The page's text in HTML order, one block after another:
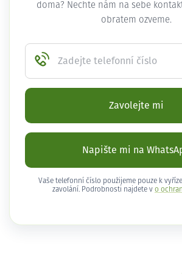
doma? Nechte nám na sebe
obratem ozveme.
Zadejte telefonní číslo
Zavolejte mi
Napište mi na
Vaše telefonní číslo použijeme pouze k
zavolání. Podrobnosti najdete v o